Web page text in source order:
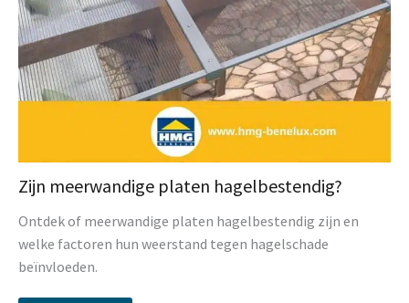
Zijn meerwandige platen hagelbestendig?
Ontdek of meerwandige platen hagelbestendig zijn en
welke factoren hun weerstand tegen hagelschade
beïnvloeden.